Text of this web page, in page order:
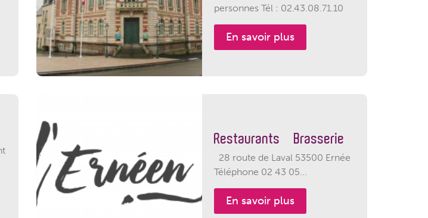
personnes Tél : 02.43.08.71.10
En savoir plus
Restaurants – Brasserie
28 route de Laval 53500 Ernée
Téléphone 02 43 05...
En savoir plus